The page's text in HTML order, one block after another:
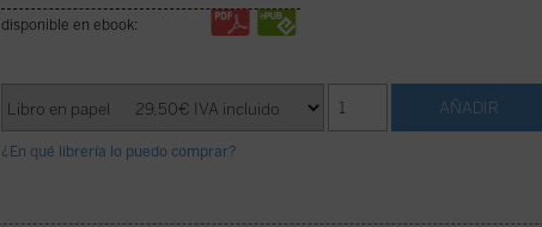
disponible en ebook:
¿En qué librería lo puedo comprar?